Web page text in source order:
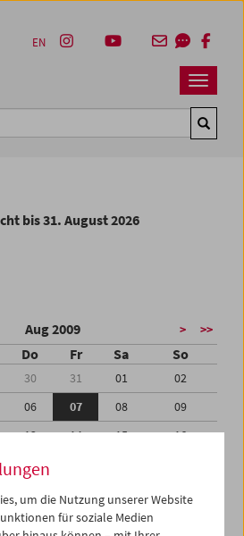
Navbar
EN
bis 31. August 2026
Aug 2009 > >>
Do Fr Sa So
30 31 01
02
06 07 08
09
13 14 15
16
20
28
30
03 04 05
um die Nutzung unserer Website
für soziale Medien